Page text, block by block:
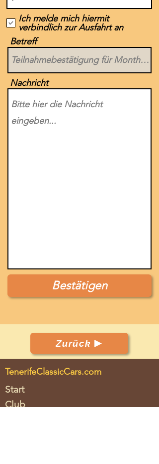
Ich melde mich hiermit
verbindlich zur Ausfahrt an
Betreff
Nachricht
Bestätigen
Zurück
TenerifeClassicCars.com
Start
Club